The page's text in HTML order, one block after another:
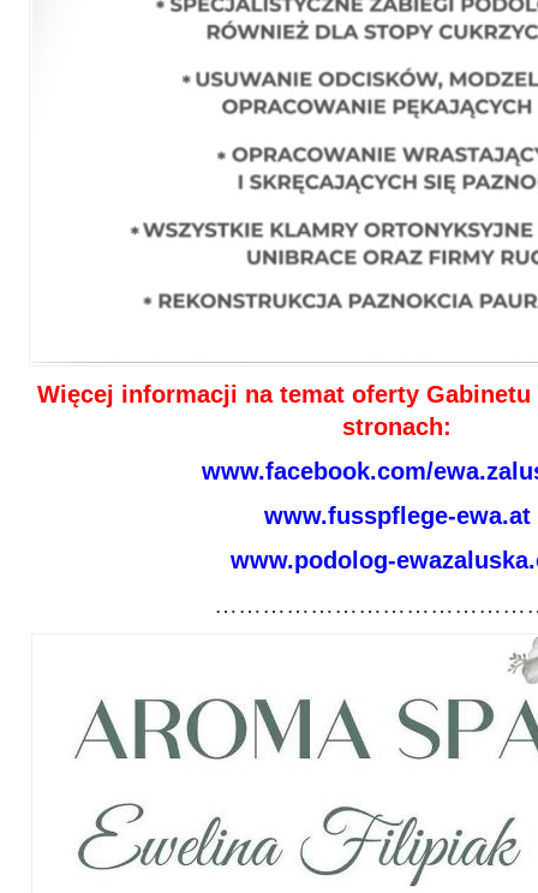
Więcej informacji na temat oferty
stronach:
www.facebook.com/
www.fusspflege-ewa.at
www.podolog-